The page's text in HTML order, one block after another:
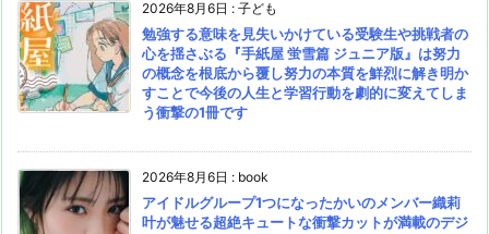
2026年8月6日 : 子ども
勉強する意味を見失いかけている受験生や挑戦者の
心を揺さぶる『手紙屋 蛍雪篇 ジュニア版』は努力
の概念を根底から覆し努力の本質を鮮烈に解き明か
すことで今後の人生と学習行動を劇的に変えてしま
う衝撃の1冊です
2026年8月6日 : book
アイドルグループ1つになったかいのメンバー織莉
叶が魅せる超絶キュートな衝撃カットが満載のデジ